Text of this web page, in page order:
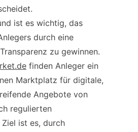
ist es wichtig, das
durch eine
zu gewinnen.
finden Anleger ein
Marktplatz für digitale,
Angebote von
regulierten
ist es, durch